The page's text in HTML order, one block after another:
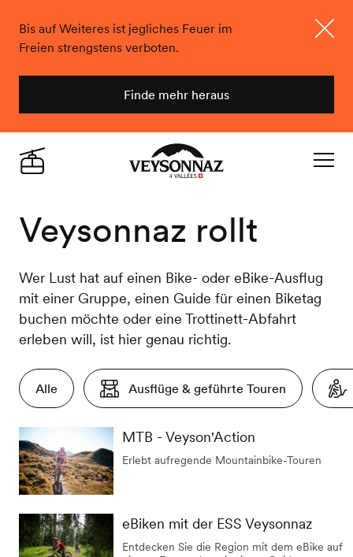
Bis auf Weiteres ist jegliches Feuer im
Freien strengstens verboten.
Finde mehr heraus
Veysonnaz rollt
Wer Lust hat auf einen Bike- oder eBike-Ausflug
mit einer Gruppe, einen Guide für einen Biketag
buchen möchte oder eine Trottinett-Abfahrt
erleben will, ist hier genau richtig.
Alle Ausflüge & geführte Touren
MTB - Veyson'Action
Erlebt aufregende Mountainbike-Touren
eBiken mit der ESS Veysonnaz
Entdecken Sie die Region mit dem eBike auf